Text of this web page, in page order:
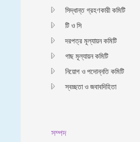
সিদ্ধান্ত গ্রহণকারী কমিটি
টি ও সি
দরপত্র মূল্যায়ন কমিটি
গাছ মূল্যায়ন কমিটি
নিয়োগ ও পদোন্নতি কমিটি
স্বচ্ছতা ও জবাবদিহিতা
সম্পদ